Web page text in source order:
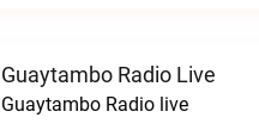
Guaytambo Radio Live
Guaytambo Radio live